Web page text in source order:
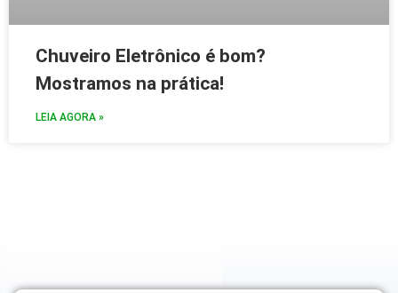
Chuveiro Eletrônico é bom?
Mostramos na prática!
LEIA AGORA »